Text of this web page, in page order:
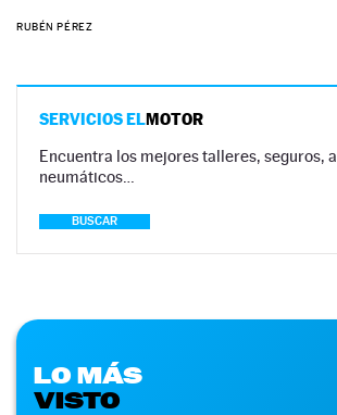
RUBÉN PÉREZ
SERVICIOS ELMOTOR
Encuentra los mejores talleres, seguros,
neumáticos…
BUSCAR
LO MÁS
VISTO